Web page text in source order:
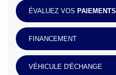
ÉVALUEZ VOS PAIEMENTS
FINANCEMENT
VÉHICULE D'ÉCHANGE